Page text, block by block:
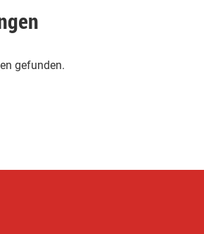
gefunden.